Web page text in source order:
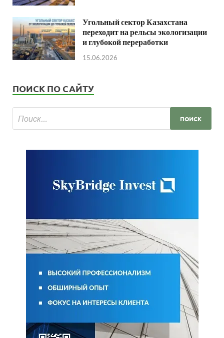
Угольный сектор Казахстана
переходит на рельсы экологизации
и глубокой переработки
15.06.2026
ПОИСК ПО САЙТУ